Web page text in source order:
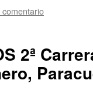
comentario
2ª